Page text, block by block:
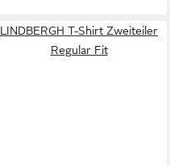
LINDBERGH T-Shirt Zweiteiler
Regular Fit